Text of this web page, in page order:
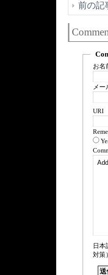
前の記
お名
メー
URI
日
対策）